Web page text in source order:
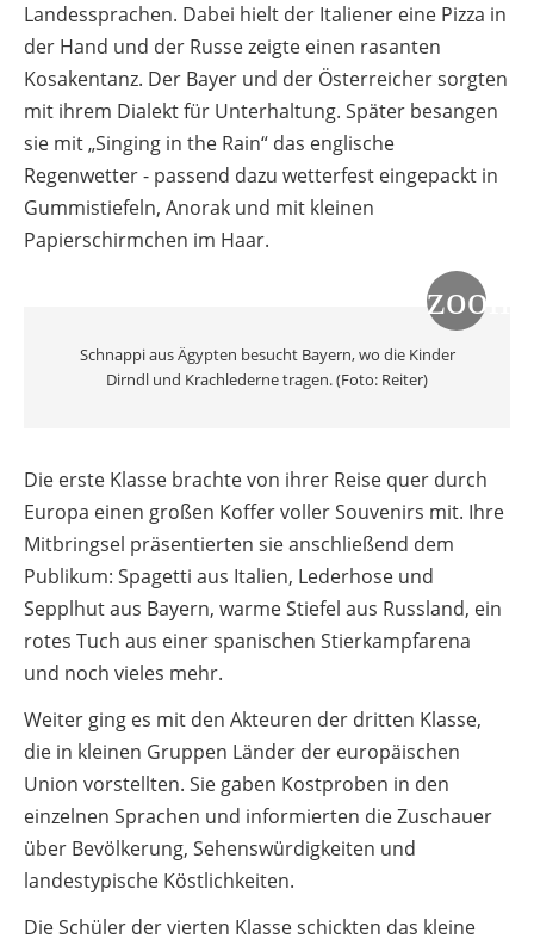
Landessprachen. Dabei hielt der Italiener eine Pizza in
der Hand und der Russe zeigte einen rasanten
Kosakentanz. Der Bayer und der Österreicher sorgten
mit ihrem Dialekt für Unterhaltung. Später besangen
sie mit „Singing in the Rain“ das englische
Regenwetter - passend dazu wetterfest eingepackt in
Gummistiefeln, Anorak und mit kleinen
Papierschirmchen im Haar.
Schnappi aus Ägypten besucht Bayern, wo die Kinder
Dirndl und Krachlederne tragen. (Foto: Reiter)
Die erste Klasse brachte von ihrer Reise quer durch
Europa einen großen Koffer voller Souvenirs mit. Ihre
Mitbringsel präsentierten sie anschließend dem
Publikum: Spagetti aus Italien, Lederhose und
Sepplhut aus Bayern, warme Stiefel aus Russland, ein
rotes Tuch aus einer spanischen Stierkampfarena
und noch vieles mehr.
Weiter ging es mit den Akteuren der dritten Klasse,
die in kleinen Gruppen Länder der europäischen
Union vorstellten. Sie gaben Kostproben in den
einzelnen Sprachen und informierten die Zuschauer
über Bevölkerung, Sehenswürdigkeiten und
landestypische Köstlichkeiten.
Die Schüler der vierten Klasse schickten das kleine